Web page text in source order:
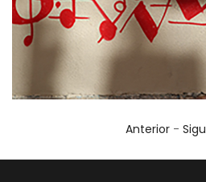
Anterior -